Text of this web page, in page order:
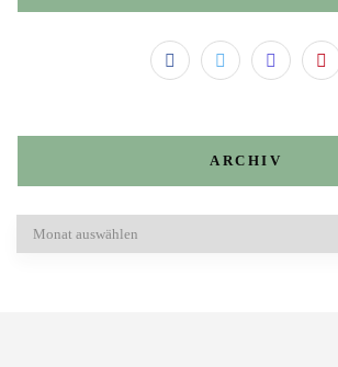
ARCHIV